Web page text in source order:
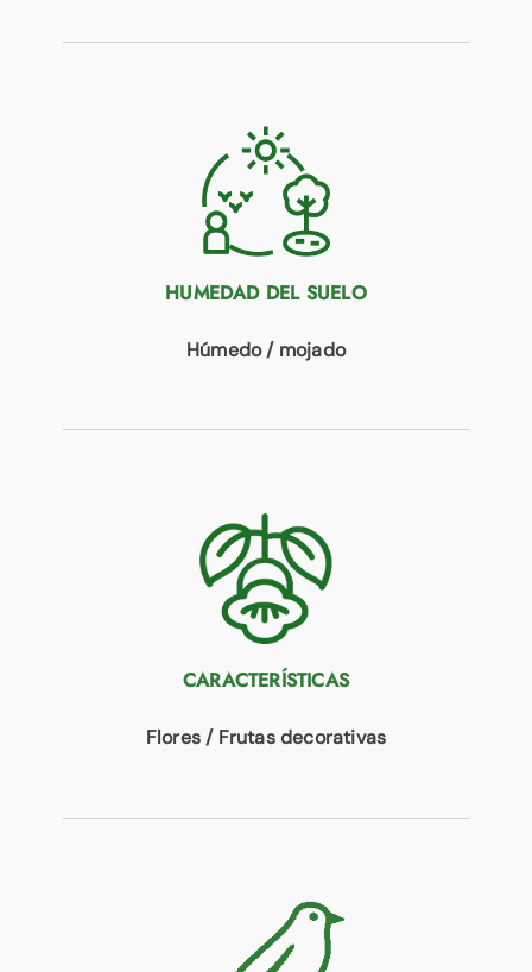
HUMEDAD DEL SUELO
Húmedo / mojado
CARACTERÍSTICAS
Flores / Frutas decorativas